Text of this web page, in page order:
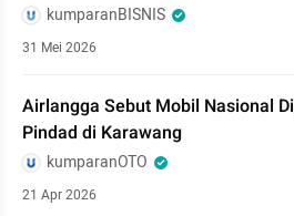
kumparanBISNIS
31 Mei 2026
Airlangga Sebut Mobil Nasional
Pindad di Karawang
kumparanOTO
21 Apr 2026